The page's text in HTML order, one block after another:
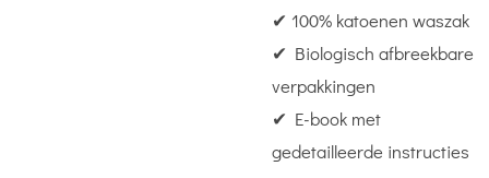
✔ 100% katoenen waszak
✔ Biologisch afbreekbare
verpakkingen
✔ E-book met
gedetailleerde instructies